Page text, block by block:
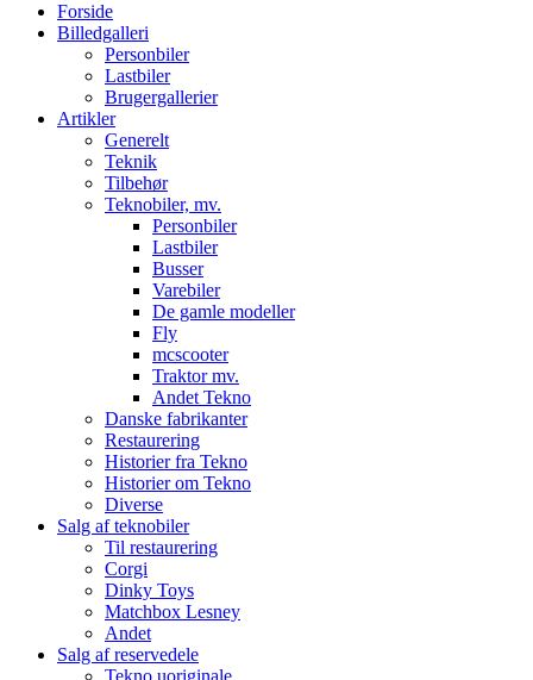
Forside
Billedgalleri
Personbiler
Lastbiler
Brugergallerier
Artikler
Generelt
Teknik
Tilbehør
Teknobiler, mv.
Personbiler
Lastbiler
Busser
Varebiler
De gamle modeller
Fly
mcscooter
Traktor mv.
Andet Tekno
Danske fabrikanter
Restaurering
Historier fra Tekno
Historier om Tekno
Diverse
Salg af teknobiler
Til restaurering
Corgi
Dinky Toys
Matchbox Lesney
Andet
Salg af reservedele
Tekno uoriginale